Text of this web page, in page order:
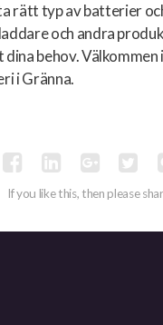
rätt typ av batterier
och andra
dina behov. Välkommen
i Gränna.
If you like this, then please